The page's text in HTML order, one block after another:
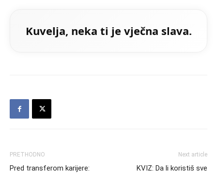
Kuvelja, neka ti je vječna slava.
PRETHODNO
Pred transferom karijere:
Next article
KVIZ: Da li koristiš sve